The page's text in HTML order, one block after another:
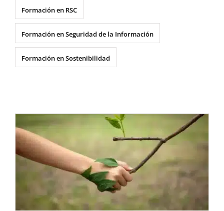
Formación en RSC
Formación en Seguridad de la Información
Formación en Sostenibilidad